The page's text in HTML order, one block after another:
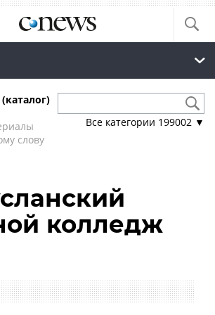
слову
Все категории 199002 ▼
колледж